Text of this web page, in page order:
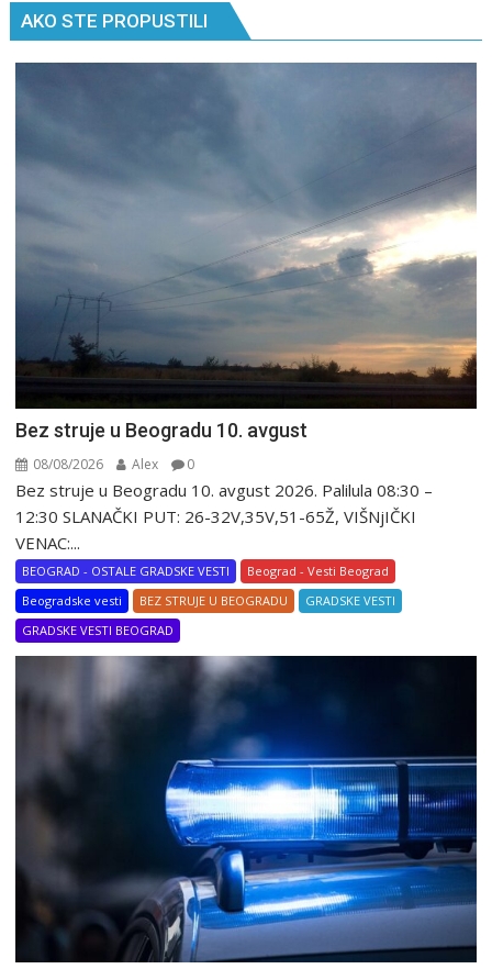
AKO STE PROPUSTILI
Bez struje u Beogradu 10. avgust
08/08/2026 Alex 0
Bez struje u Beogradu 10. avgust 2026. Palilula 08:30 –
12:30 SLANAČKI PUT: 26-32V,35V,51-65Ž, VIŠNjIČKI
VENAC:...
BEOGRAD - OSTALE GRADSKE VESTI
Beograd - Vesti Beograd
Beogradske vesti
BEZ STRUJE U BEOGRADU
GRADSKE VESTI
GRADSKE VESTI BEOGRAD